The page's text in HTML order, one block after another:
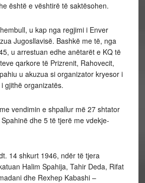
është e vështirë të saktësohen.
u kap nga regjimi i Enver
Jugosllavisë. Bashkë me të, nga
u arrestuan edhe anëtarët e KQ të
qarkore të Prizrenit, Rahovecit,
u akuzua si organizator kryesor i
gjithë organizatës.
vendimin e shpallur më 27 shtator
dhe 5 të tjerë me vdekje-
14 shkurt 1946, ndër të tjera
Halim Spahija, Tahir Deda, Rifat
dhe Rexhep Kabashi –